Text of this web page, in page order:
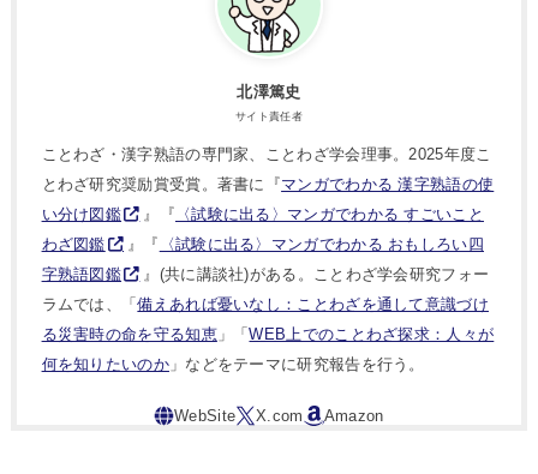
北澤篤史
サイト責任者
ことわざ・漢字熟語の専門家、ことわざ学会理事。2025年度こ
とわざ研究奨励賞受賞。著書に『マンガでわかる 漢字熟語の使
い分け図鑑
』『 〈試験に出る〉マンガでわかる すごいこと
わざ図鑑
』『
〈試験に出る〉マンガでわかる おもしろい四
字熟語図鑑
』(共に講談社)がある。ことわざ学会研究フォー
ラムでは、「備えあれば憂いなし：ことわざを通して意識づけ
る災害時の命を守る知恵」「WEB上でのことわざ探求：人々が
何を知りたいのか」などをテーマに研究報告を行う。